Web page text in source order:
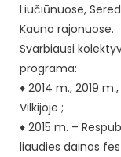
Liučiūnuose,
Kauno rajonuose.
Svarbiausi
programa:
♦ 2014 m., 2019
Vilkijoje ;
♦ 2015 m. –
liaudies dainos